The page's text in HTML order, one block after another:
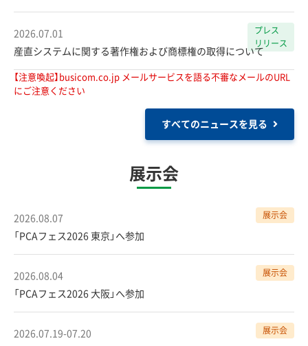
2026.07.01
プレス
リリース
産直システムに関する著作権および商標権の取得について
【注意喚起】busicom.co.jp メールサービスを語る不審なメールのURL
にご注意ください
すべてのニュースを見る
展示会
2026.08.07 展示会
「PCAフェス2026 東京」へ参加
2026.08.04 展示会
「PCAフェス2026 大阪」へ参加
2026.07.19-07.20 展示会